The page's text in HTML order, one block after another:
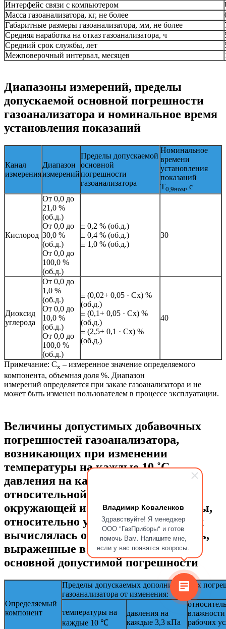
Владимир Коваленков
Здравствуйте! Я менеджер
ООО "ГазПриборы" и готов
помочь Вам. Напишите мне,
если у вас появятся вопросы.
Интерфейс связи с компьютером
Масса газоанализатора, кг, не более
Габаритные размеры газоанализатора, мм, не более
Средняя наработка на отказ газоанализатора, ч
Средний срок службы, лет
Межповерочный интервал, месяцев
Диапазоны измерений, пределы
допускаемой основной погрешности
газоанализатора и номинальное время
установления показаний
Канал
измерения
Диапазон
измерений
Пределы допускаемой
основной
погрешности
газоанализатора
Номинальное
времени
установления
показаний
Т0,9ном, с
Кислород
От 0,0 до
21,0 %
(об.д.)
От 0,0 до
30,0 %
(об.д.)
От 0,0 до
100,0 %
(об.д.)
± 0,2 % (об.д.)
± 0,4 % (об.д.)
± 1,0 % (об.д.)
30
Диоксид
углерода
От 0,0 до
1,0 %
(об.д.)
От 0,0 до
10,0 %
(об.д.)
От 0,0 до
100,0 %
(об.д.)
± (0,02+ 0,05 · Cх) %
(об.д.)
± (0,1+ 0,05 · Cх) %
(об.д.)
± (2,5+ 0,1 · Cх) %
(об.д.)
40
Примечание: Cх – измеренное значение определяемого
компонента, объемная доля %. Диапазон
измерений определяется при заказе газоанализатора и не
может быть изменен пользователем в процессе эксплуатации.
Величины допустимых добавочных
погрешностей газоанализатора,
возникающих при изменении
температуры на каждые 10 ˚С,
давления на каждые 3,3 кПа и
относительной влажности
окружающей и анализируемой среды,
относительно условий, при которых
вычислялась основная погрешность,
выраженные в долях от пределов
основной допустимой погрешности
Определяемый
компонент
Пределы допускаемых дополнительных
газоанализатора от изменения:
температуры на
каждые 10 ℃
давления на
каждые 3,3 кПа
рабочих